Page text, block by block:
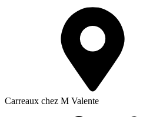
Carreaux chez M Valente